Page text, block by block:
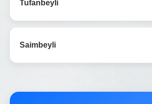
Tufanbeyli
Saimbeyli